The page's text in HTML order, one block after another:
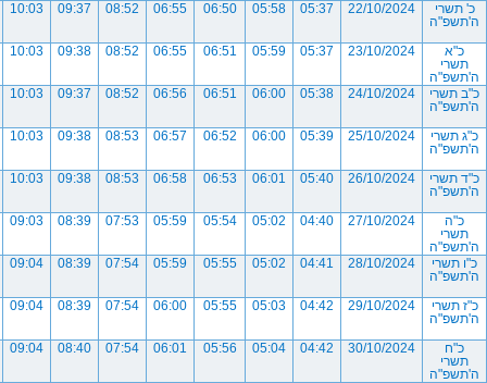
כ' תשרי
ה'תשפ"ה
22/10/2024
05:37
05:58
06:50
06:55
08:52
09:37
10:03
כ"א
תשרי
ה'תשפ"ה
23/10/2024
05:37
05:59
06:51
06:55
08:52
09:38
10:03
כ"ב תשרי
ה'תשפ"ה
24/10/2024
05:38
06:00
06:51
06:56
08:52
09:37
10:03
כ"ג תשרי
ה'תשפ"ה
25/10/2024
05:39
06:00
06:52
06:57
08:53
09:38
10:03
כ"ד תשרי
ה'תשפ"ה
26/10/2024
05:40
06:01
06:53
06:58
08:53
09:38
10:03
כ"ה
תשרי
ה'תשפ"ה
27/10/2024
04:40
05:02
05:54
05:59
07:53
08:39
09:03
כ"ו תשרי
ה'תשפ"ה
28/10/2024
04:41
05:02
05:55
05:59
07:54
08:39
09:04
כ"ז תשרי
ה'תשפ"ה
29/10/2024
04:42
05:03
05:55
06:00
07:54
08:39
09:04
כ"ח
תשרי
ה'תשפ"ה
30/10/2024
04:42
05:04
05:56
06:01
07:54
08:40
09:04